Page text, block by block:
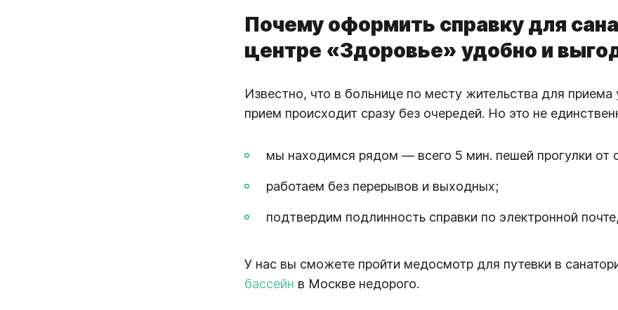
Почему оформить справку для
центре «Здоровье» удобно и
Известно, что в больнице по месту жительства для
прием происходит сразу без очередей. Но это не
мы находимся рядом — всего 5 мин. пешей прогулки от
работаем без перерывов и выходных;
подтвердим подлинность справки по электронной
У нас вы сможете пройти медосмотр для путевки в
бассейн в Москве недорого.